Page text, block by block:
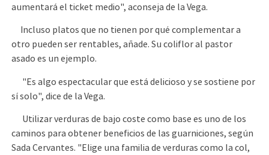
aumentará el ticket medio", aconseja de la Vega.
Incluso platos que no tienen por qué complementar a
otro pueden ser rentables, añade. Su coliflor al pastor
asado es un ejemplo.
"Es algo espectacular que está delicioso y se sostiene por
sí solo", dice de la Vega.
Utilizar verduras de bajo coste como base es uno de los
caminos para obtener beneficios de las guarniciones, según
Sada Cervantes. "Elige una familia de verduras como la col,